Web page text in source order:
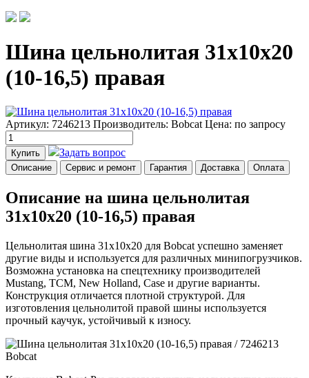
Шина цельнолитая 31х10х20
(10-16,5) правая
Артикул: 7246213 Производитель: Bobcat Цена: по запросу
Купить Задать вопрос
Описание Сервис и ремонт Гарантия Доставка Оплата
Описание на шина цельнолитая
31х10х20 (10-16,5) правая
Цельнолитая шина 31x10x20 для Bobcat успешно заменяет
другие виды и используется для различных минипогрузчиков.
Возможна установка на спецтехнику производителей
Mustang, TCM, New Holland, Case и другие варианты.
Конструкция отличается плотной структурой. Для
изготовления цельнолитой правой шины используется
прочный каучук, устойчивый к износу.